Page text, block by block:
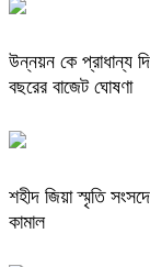
উন্নয়ন কে প্রাধান্য
বছরের বাজেট ঘোষণা
শহীদ জিয়া স্মৃতি
কামাল